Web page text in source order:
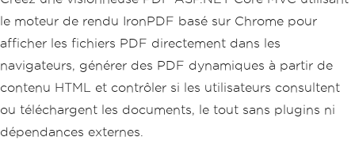
le moteur de rendu IronPDF basé sur Chrome pour
afficher les fichiers PDF directement dans les
navigateurs, générer des PDF dynamiques à partir de
contenu HTML et contrôler si les utilisateurs consultent
ou téléchargent les documents, le tout sans plugins ni
dépendances externes.